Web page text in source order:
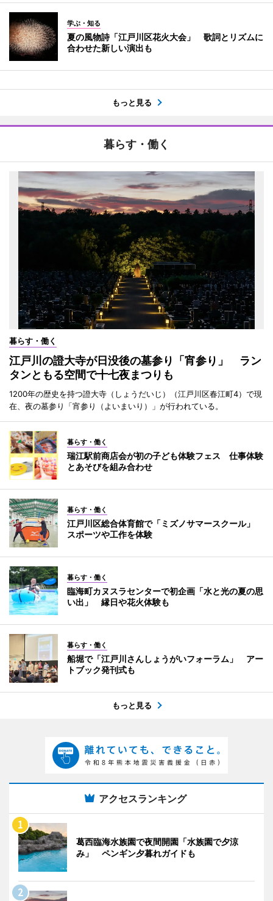
学ぶ・知る
夏の風物詩「江戸川区花火大会」 歌詞とリズムに
合わせた新しい演出も
もっと見る
暮らす・働く
暮らす・働く
江戸川の證大寺が日没後の墓参り「宵参り」 ラン
タンともる空間で十七夜まつりも
1200年の歴史を持つ證大寺（しょうだいじ）（江戸川区春江町4）で現
在、夜の墓参り「宵参り（よいまいり）」が行われている。
暮らす・働く
瑞江駅前商店会が初の子ども体験フェス 仕事体験
とあそびを組み合わせ
暮らす・働く
江戸川区総合体育館で「ミズノサマースクール」
スポーツや工作を体験
暮らす・働く
臨海町カヌスラセンターで初企画「水と光の夏の思
い出」 縁日や花火体験も
暮らす・働く
船堀で「江戸川さんしょうがいフォーラム」 アー
トブック発刊式も
もっと見る
アクセスランキング
葛西臨海水族園で夜間開園「水族園で夕涼
み」 ペンギン夕暮れガイドも